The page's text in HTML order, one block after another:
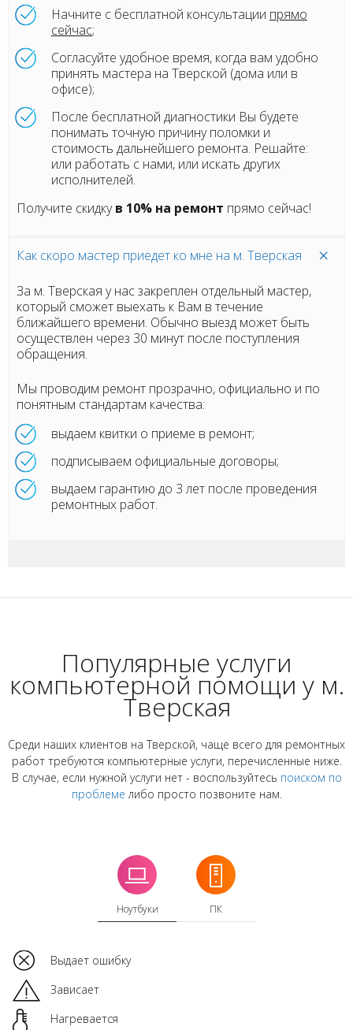
Начните с бесплатной консультации прямо
сейчас;
Согласуйте удобное время, когда вам удобно
принять мастера на Тверской (дома или в
офисе);
После бесплатной диагностики Вы будете
понимать точную причину поломки и
стоимость дальнейшего ремонта. Решайте:
или работать с нами, или искать других
исполнителей.
Получите скидкув 10% на ремонт прямо сейчас!
Как скоро мастер приедет ко мне на м. Тверская
За м. Тверская у нас закреплен отдельный мастер,
который сможет выехать к Вам в течение
ближайшего времени. Обычно выезд может быть
осуществлен через 30 минут после поступления
обращения.
Мы проводим ремонт прозрачно, официально и по
понятным стандартам качества:
выдаем квитки о приеме в ремонт;
подписываем официальные договоры;
выдаем гарантию до 3 лет после проведения
ремонтных работ.
Популярные услуги
компьютерной помощи у м.
Тверская
Среди наших клиентов на Тверской, чаще всего для ремонтных
работ требуются компьютерные услуги, перечисленные ниже.
В случае, если нужной услуги нет - воспользуйтесь поиском по
проблеме либо просто позвоните нам.
Ноутбуки ПК
Выдает ошибку
Зависает
Нагревается